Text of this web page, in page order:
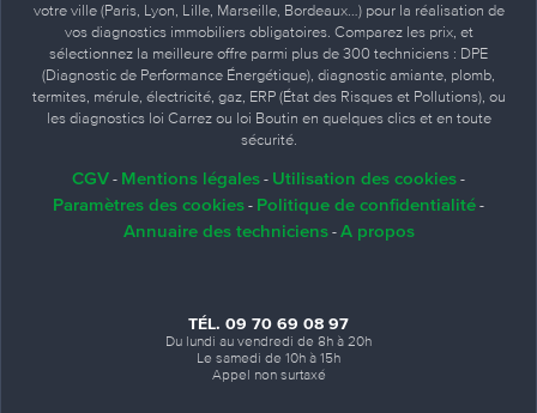
votre ville (Paris, Lyon, Lille, Marseille, Bordeaux…) pour la réalisation de
vos diagnostics immobiliers obligatoires. Comparez les prix, et
sélectionnez la meilleure offre parmi plus de 300 techniciens : DPE
(Diagnostic de Performance Énergétique), diagnostic amiante, plomb,
termites, mérule, électricité, gaz, ERP (État des Risques et Pollutions), ou
les diagnostics loi Carrez ou loi Boutin en quelques clics et en toute
sécurité.
CGV - Mentions légales - Utilisation des cookies -
Paramètres des cookies - Politique de confidentialité -
Annuaire des techniciens- A propos
TÉL. 09 70 69 08 97
Du lundi au vendredi de 8h à 20h
Le samedi de 10h à 15h
Appel non surtaxé